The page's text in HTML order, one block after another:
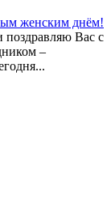
женским днём!
Вас с
–